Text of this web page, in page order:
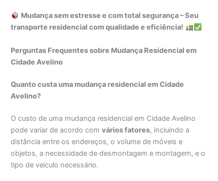
Mudança sem estresse e com total segurança – Seu
transporte residencial com qualidade e eficiência!
Perguntas Frequentes sobre Mudança Residencial em
Cidade Avelino
Quanto custa uma mudança residencial em Cidade
Avelino?
O custo de uma mudança residencial em Cidade Avelino
pode variar de acordo comvários fatores, incluindo a
distância entre os endereços, o volume de móveis e
objetos, a necessidade de desmontagem e montagem, e o
tipo de veículo necessário.